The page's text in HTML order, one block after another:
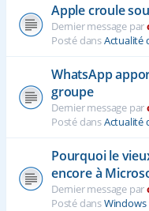
Apple croule
Dernier message par
Posté dansActualité
WhatsApp
groupe
Dernier message par
Posté dansActualité
Pourquoi le
encore à
Dernier message par
Posté dansWindows